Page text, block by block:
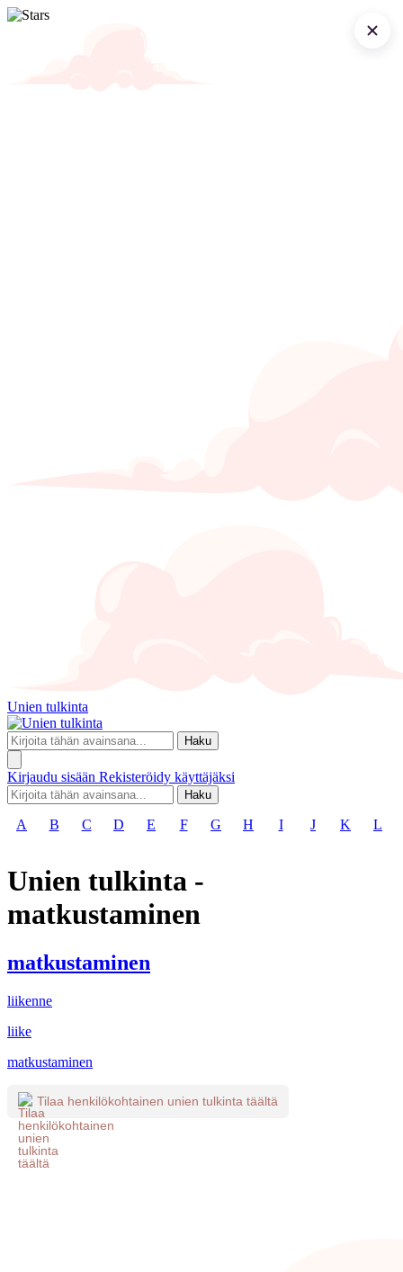
Unien tulkinta
Haku
Kirjaudu sisään Rekisteröidy käyttäjäksi
Haku
A B C D E F G H I J K L
Unien tulkinta -
matkustaminen
matkustaminen
liikenne
liike
matkustaminen
Tilaa henkilökohtainen unien tulkinta täältä